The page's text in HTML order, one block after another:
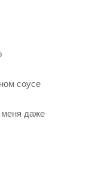
соусе
меня даже